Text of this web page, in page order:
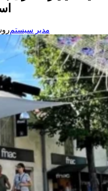
مدیر سیستمروشن